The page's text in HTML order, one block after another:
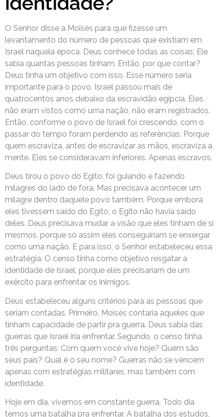
O Senhor disse a Moisés para que fizesse um
levantamento do número de pessoas que existiam em
Israel naquela época. Deus conhece todas as coisas; Ele
sabia quantas pessoas tinham. Então, por que contar?
Deus tinha um objetivo com isso. Esse número seria
importante para o povo. Israel passou mais de
quatrocentos anos debaixo da escravidão egípcia. Eles
não eram vistos como uma nação, não eram registrados.
Então, conforme o povo de Israel foi crescendo, com o
passar do tempo foram perdendo as referências. Porque
quem escraviza, antes de escravizar as mãos, escraviza a
mente. Eles se consideravam inferiores. Apenas escravos.
Deus tirou o povo do Egito, foi guiando e fazendo
milagres do lado de fora. Mas precisava acontecer um
milagre dentro daquele povo também. Porque embora
eles tivessem saído do Egito, o Egito não havia saído
deles. Deus precisava mudar a visão que eles tinham de si
mesmos, porque só assim eles conseguiriam se enxergar
como uma nação. E para isso, o Senhor estabeleceu essa
estratégia. O censo tinha como objetivo resgatar a
identidade de Israel, porque eles precisariam de um
exército para enfrentar os inimigos.
Deus estabeleceu alguns critérios para as pessoas que
seriam contadas. Primeiro, Moisés contaria aqueles que
tinham capacidade de partir pra guerra. Deus sabia das
guerras que Israel iria enfrentar. Segundo, o censo tinha
três perguntas: Com quem você vive hoje? Quem são
seus pais? Qual é o seu nome? Guerras não se vencem
apenas com estratégias militares, mas também com
identidade.
Hoje em dia, vivemos em constante guerra. Todo dia
temos uma batalha pra enfrentar. A batalha dos estudos,